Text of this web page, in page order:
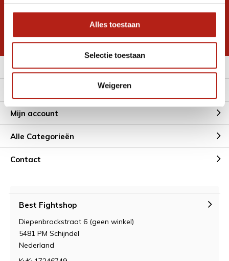
Alles toestaan
Selectie toestaan
Weigeren
Inschrijven voor
* Lees hier de wettelijke beperkingen
Meer informatie
Mijn account
Alle Categorieën
Contact
Best Fightshop
Diepenbrockstraat 6 (geen winkel)
5481 PM Schijndel
Nederland